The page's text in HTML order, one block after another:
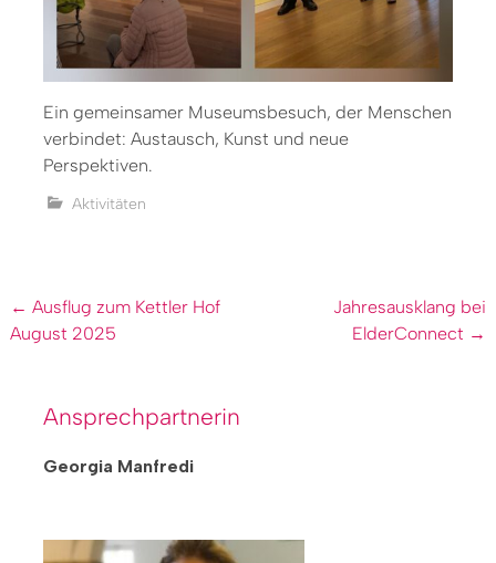
Ein gemeinsamer Museumsbesuch, der Menschen
verbindet: Austausch, Kunst und neue
Perspektiven.
Aktivitäten
← Ausflug zum Kettler Hof
August 2025
Jahresausklang bei
ElderConnect →
Ansprechpartnerin
Georgia Manfredi